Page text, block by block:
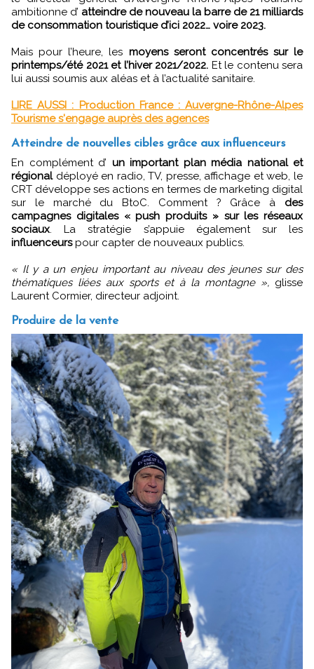
ambitionne d’ atteindre de nouveau la barre de 21 milliards
de consommation touristique d’ici 2022… voire 2023.
Mais pour l’heure, les moyens seront concentrés sur le
printemps/été 2021 et l’hiver 2021/2022. Et le contenu sera
lui aussi soumis aux aléas et à l’actualité sanitaire.
LIRE AUSSI : Production France : Auvergne-Rhône-Alpes
Tourisme s'engage auprès des agences
Atteindre de nouvelles cibles grâce aux influenceurs
En complément d’ un important plan média national et
régionaldéployé en radio, TV, presse, affichage et web, le
CRT développe ses actions en termes de marketing digital
sur le marché du BtoC. Comment ? Grâce à des
campagnes digitales « push produits » sur les réseaux
sociaux. La stratégie s’appuie également sur les
influenceurspour capter de nouveaux publics.
« Il y a un enjeu important au niveau des jeunes sur des
thématiques liées aux sports et à la montagne », glisse
Laurent Cormier, directeur adjoint.
Produire de la vente